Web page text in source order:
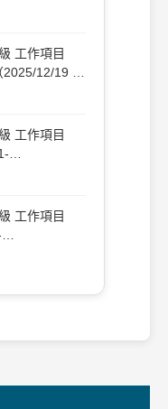
工作項目
12/19 更
工作項目
工作項目